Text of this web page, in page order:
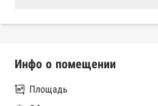
Инфо о помещении
Площадь